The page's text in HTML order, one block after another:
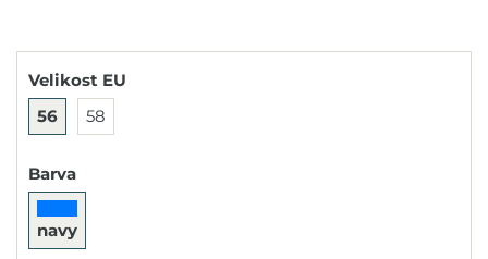
Velikost EU
56
58
Barva
navy